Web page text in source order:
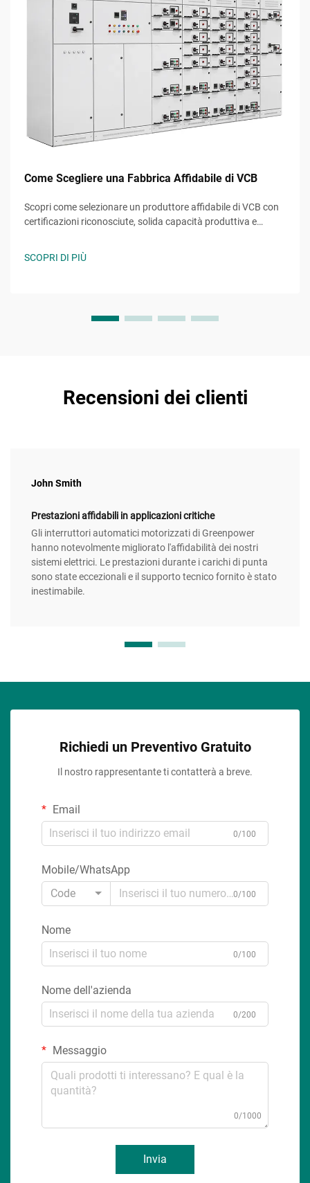
Come Scegliere una Fabbrica Affidabile di VCB
Scopri come selezionare un produttore affidabile di VCB con
certificazioni riconosciute, solida capacità produttiva e
checklist definitiva.
SCOPRI DI PIÙ
Recensioni dei clienti
John Smith
Prestazioni affidabili in applicazioni critiche
Gli interruttori automatici motorizzati di Greenpower
hanno notevolmente migliorato l'affidabilità dei nostri
sistemi elettrici. Le prestazioni durante i carichi di punta
sono state eccezionali e il supporto tecnico fornito è stato
inestimabile.
Richiedi un Preventivo Gratuito
Il nostro rappresentante ti contatterà a breve.
Email
0/100
Mobile/WhatsApp
Code
0/100
Nome
0/100
Nome dell'azienda
0/200
Messaggio
0/1000
Invia